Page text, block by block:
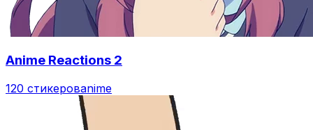
Anime Reactions 2
120 стикеровanime